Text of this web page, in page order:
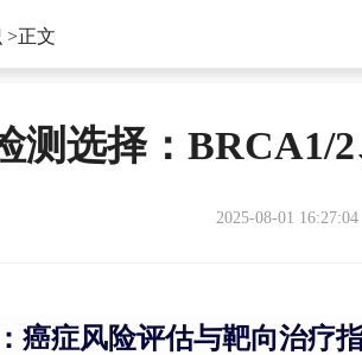
>正文
测选择：BRCA1/
2025-08-01 16:27:04
癌症风险评估与靶向治疗